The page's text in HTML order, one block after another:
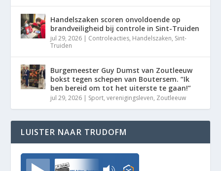
Handelszaken scoren onvoldoende op
brandveiligheid bij controle in Sint-Truiden
jul 29, 2026 | Controleacties, Handelszaken, Sint-
Truiden
Burgemeester Guy Dumst van Zoutleeuw
bokst tegen schepen van Boutersem. “Ik
ben bereid om tot het uiterste te gaan!”
jul 29, 2026 | Sport,verenigingsleven, Zoutleeuw
LUISTER NAAR TRUDOFM
TrudoFM